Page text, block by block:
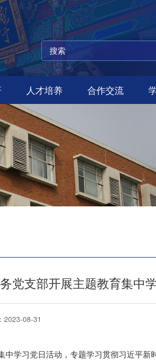
人才培养 合作交流
党支部开展主题教育集中
2023-08-31
学习党日活动，专题学习贯彻习近平新